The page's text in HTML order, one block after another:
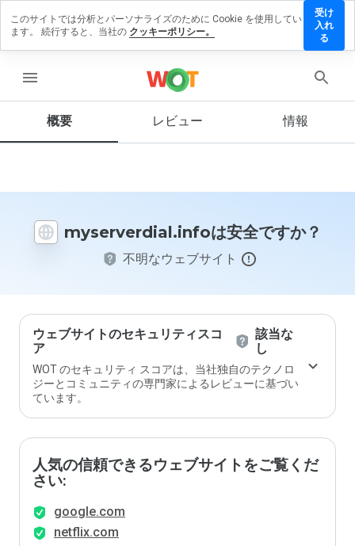
menu
概要 レビュー 情報
myserverdial.infoは安全ですか？
不明なウェブサイト
ウェブサイトのセキュリティスコ
ア
該当な
し
WOT のセキュリティ スコアは、当社独自のテクノロ
ジーとコミュニティの専門家によるレビューに基づい
ています。
人気の信頼できるウェブサイトをご覧くだ
さい:
google.com
netflix.com
ューを残
この
イト
から
価し
ます
か？
このサイトでは分析とパーソナライズのために Cookie を使用してい
ます。 続行すると、当社の クッキーポリシー。
受け
入れ
る